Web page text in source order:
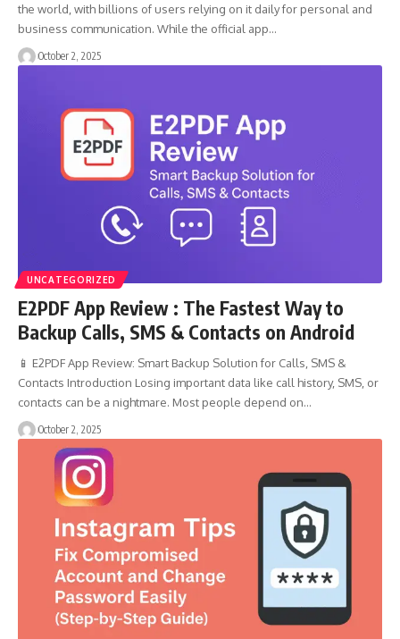
the world, with billions of users relying on it daily for personal and
business communication. While the official app…
October 2, 2025
UNCATEGORIZED
E2PDF App Review : The Fastest Way to
Backup Calls, SMS & Contacts on Android
📱 E2PDF App Review: Smart Backup Solution for Calls, SMS &
Contacts Introduction Losing important data like call history, SMS, or
contacts can be a nightmare. Most people depend on…
October 2, 2025